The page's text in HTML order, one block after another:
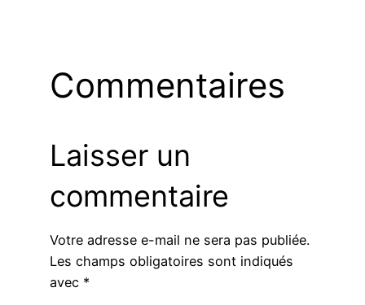
Commentaires
Laisser un
commentaire
Votre adresse e-mail ne sera pas publiée.
Les champs obligatoires sont indiqués
avec *